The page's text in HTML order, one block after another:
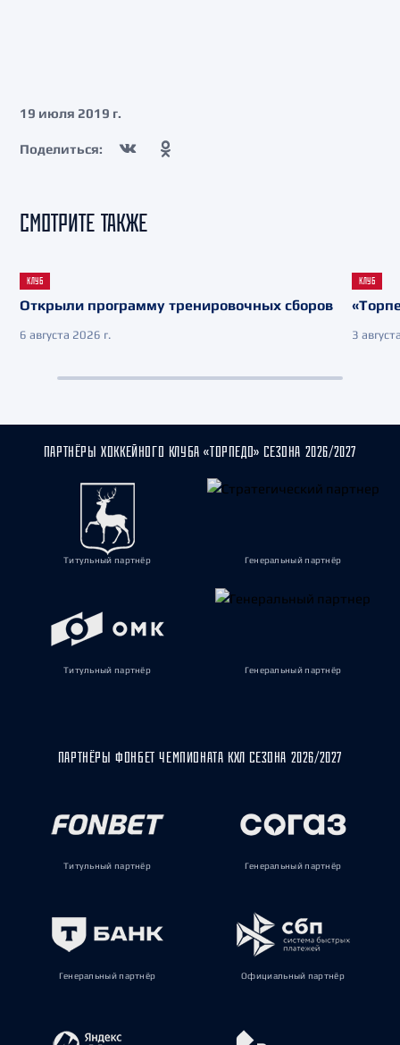
19 июля 2019 г.
Поделиться:
СМОТРИТЕ ТАКЖЕ
КЛУБ
Открыли программу тренировочных сборов
6 августа 2026 г.
КЛУБ
3
ПАРТНЁРЫ ХОККЕЙНОГО КЛУБА «ТОРПЕДО» СЕЗОНА 2026/2027
Титульный партнёр Генеральный партнёр
Титульный партнёр Генеральный партнёр
ПАРТНЁРЫ ФОНБЕТ ЧЕМПИОНАТА КХЛ СЕЗОНА 2026/2027
Титульный партнёр Генеральный партнёр
Генеральный партнёр Официальный партнёр